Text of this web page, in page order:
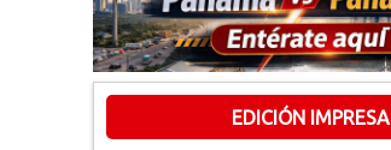
EDICIÓN IMPRESA